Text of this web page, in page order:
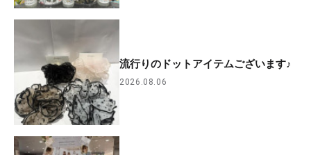
流行りのドットアイテムございます♪
2026.08.06